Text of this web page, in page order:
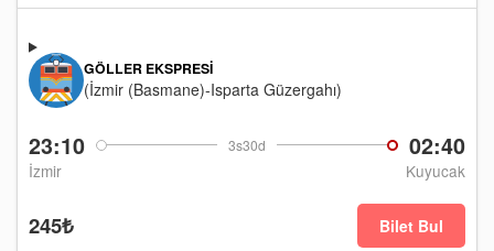
23:10 3s30d 02:40
İzmir Kuyucak
GÖLLER EKSPRESI
(İzmir (Basmane)-Isparta Güzergahı)
245₺ Bilet Bul